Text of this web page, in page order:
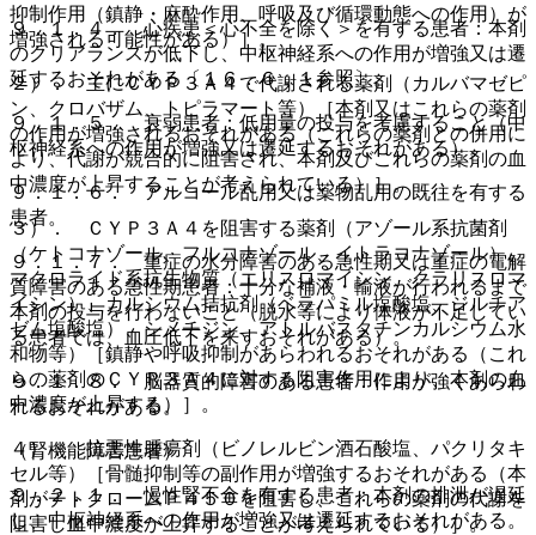
抑制作用（鎮静・麻酔作用、呼吸及び循環動態への作用）が
増強される可能性がある）］。
２）． 主にＣＹＰ３Ａ４で代謝される薬剤（カルバマゼピ
ン、クロバザム、トピラマート等）［本剤又はこれらの薬剤
の作用が増強されるおそれがある（これらの薬剤との併用に
より、代謝が競合的に阻害され、本剤及びこれらの薬剤の血
中濃度が上昇することが考えられている）］。
３）． ＣＹＰ３Ａ４を阻害する薬剤（アゾール系抗菌剤
（ケトコナゾール、フルコナゾール、イトラコナゾール）、
マクロライド系抗生物質（エリスロマイシン、クラリスロマ
イシン）、カルシウム拮抗剤（ベラパミル塩酸塩、ジルチア
ゼム塩酸塩）、シメチジン、アトルバスタチンカルシウム水
和物等）［鎮静や呼吸抑制があらわれるおそれがある（これ
らの薬剤のＣＹＰ３Ａ４に対する阻害作用により、本剤の血
中濃度が上昇する）］。
４）． 抗悪性腫瘍剤（ビノレルビン酒石酸塩、パクリタキ
セル等）［骨髄抑制等の副作用が増強するおそれがある（本
剤がチトクロームＰ４５０を阻害し、これらの薬剤の代謝を
阻害し血中濃度が上昇することが考えられている）］。
９．１．４． 心疾患＜心不全を除く＞を有する患者：本剤
のクリアランスが低下し、中枢神経系への作用が増強又は遷
延するおそれがある〔１６．６．１参照〕。
９．１．５． 衰弱患者：低用量の投与を考慮すること（中
枢神経系への作用が増強又は遷延するおそれがある）。
９．１．６． アルコール乱用又は薬物乱用の既往を有する
患者。
９．１．７． 重症の水分障害のある急性期又は重症の電解
質障害のある急性期患者：十分な補液・輸液が行われるまで
本剤の投与を行わないこと（脱水等により体液が不足してい
る患者では、血圧低下を来すおそれがある）。
９．１．８． 脳器質的障害のある患者：作用が強くあらわ
れるおそれがある。
（腎機能障害患者）
９．２．１． 慢性腎不全を有する患者：本剤の排泄が遅延
し、中枢神経系への作用が増強又は遷延するおそれがある。